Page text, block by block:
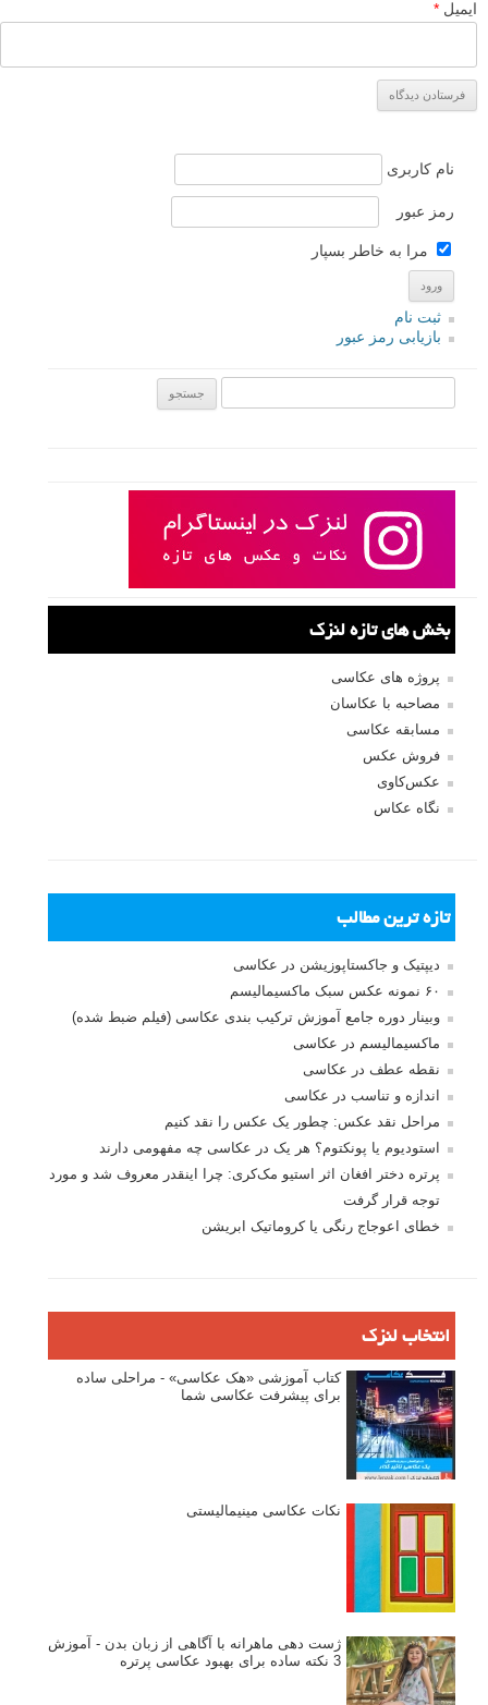
ایمیل *
نام کاربری
رمز عبور
مرا به خاطر بسپار
ثبت نام
بازیابی رمز عبور
بخش های تازه لنزک
پروژه های عکاسی
مصاحبه با عکاسان
مسابقه عکاسی
فروش عکس
عکس‌کاوی
نگاه عکاس
تازه ترین مطالب
دیپتیک و جاکستا‌پوزیشن در عکاسی
۶۰ نمونه عکس سبک ماکسیمالیسم
وبینار دوره جامع آموزش ترکیب بندی عکاسی (فیلم ضبط شده)
ماکسیمالیسم در عکاسی
نقطه عطف در عکاسی
اندازه و تناسب در عکاسی
مراحل نقد عکس: چطور یک عکس را نقد کنیم
استودیوم یا پونکتوم؟ هر یک در عکاسی چه مفهومی دارند
پرتره دختر افغان اثر استیو مک‌کری: چرا اینقدر معروف شد و مورد
توجه قرار گرفت
خطای اعوجاج رنگی یا کروماتیک ابریشن
انتخاب لنزک
کتاب آموزشی «هک عکاسی» - مراحلی ساده
برای پیشرفت عکاسی شما
نکات عکاسی مینیمالیستی
ژست دهی ماهرانه با آگاهی از زبان بدن - آموزش
3 نکته ساده برای بهبود عکاسی پرتره